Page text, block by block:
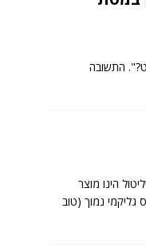
התשובה
הינו מוצר